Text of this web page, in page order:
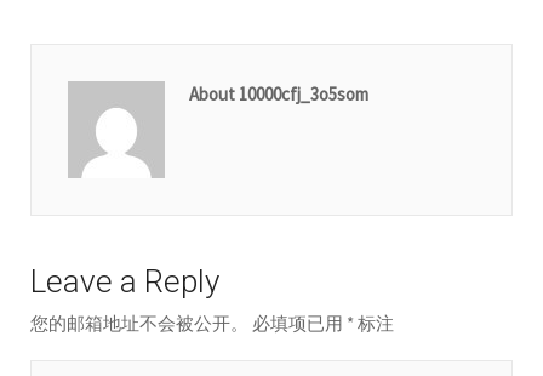
About 10000cfj_3o5som
Leave a Reply
您的邮箱地址不会被公开。 必填项已用 *标注